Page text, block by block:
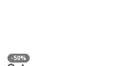
-50%